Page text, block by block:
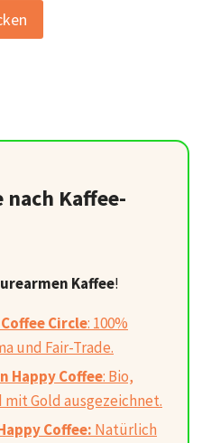
Kaffee-
Kaffee!
Circle: 100%
und Fair-Trade.
Happy Coffee: Bio,
Gold ausgezeichnet.
Coffee: Natürlich